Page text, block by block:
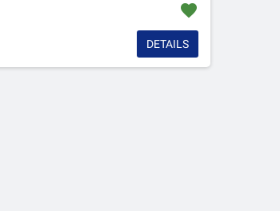
favorite
DETAILS